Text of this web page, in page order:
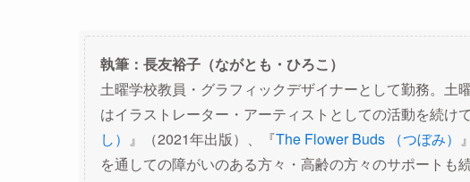
執筆：長友裕子（ながとも・ひろこ）
土曜学校教員・グラフィックデザイナーとして勤務。土
はイラストレーター・アーティストとしての活動を続け
し） 』（2021年出版）、『The Flower Buds （つぼみ）
を通しての障がいのある方々・高齢の方々のサポートも